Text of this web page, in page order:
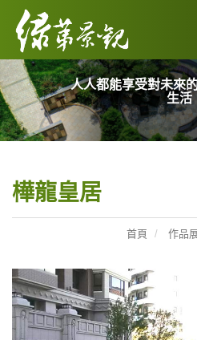
人人都能享受對未來
生活
樺龍皇居
首頁 作品